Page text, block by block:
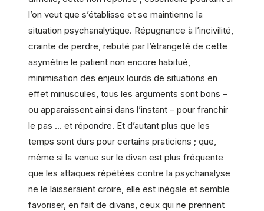
l’on veut que s’établisse et se maintienne la
situation psychanalytique. Répugnance à l’incivilité,
crainte de perdre, rebuté par l’étrangeté de cette
asymétrie le patient non encore habitué,
minimisation des enjeux lourds de situations en
effet minuscules, tous les arguments sont bons –
ou apparaissent ainsi dans l’instant – pour franchir
le pas … et répondre. Et d’autant plus que les
temps sont durs pour certains praticiens ; que,
même si la venue sur le divan est plus fréquente
que les attaques répétées contre la psychanalyse
ne le laisseraient croire, elle est inégale et semble
favoriser, en fait de divans, ceux qui ne prennent